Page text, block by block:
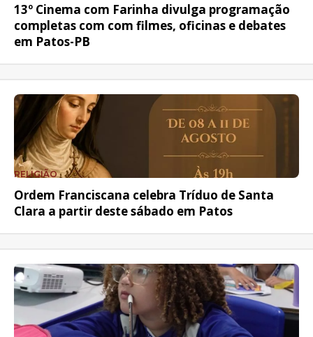
13º Cinema com Farinha divulga programação
completas com com filmes, oficinas e debates
em Patos-PB
RELIGIÃO
Ordem Franciscana celebra Tríduo de Santa
Clara a partir deste sábado em Patos